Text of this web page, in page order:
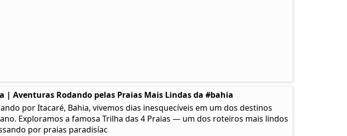
| Aventuras Rodando pelas Praias Mais Lindas da #bahia
por Itacaré, Bahia, vivemos dias inesquecíveis em um dos destinos
Exploramos a famosa Trilha das 4 Praias — um dos roteiros mais lindos
por praias paradisíac